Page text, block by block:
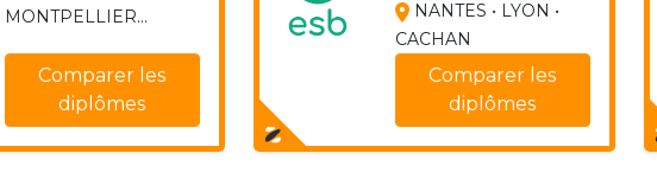
MONTPELLIER...
Comparer les
diplômes
NANTES • LYON •
CACHAN
Comparer les
diplômes